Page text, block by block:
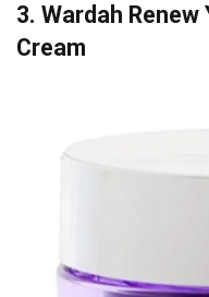
3. Wardah
Cream